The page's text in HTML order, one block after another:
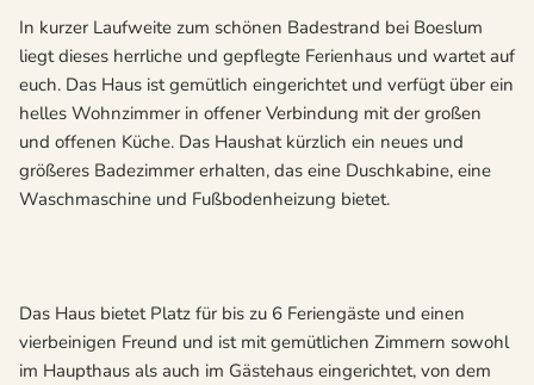
In kurzer Laufweite zum schönen Badestrand bei Boeslum
liegt dieses herrliche und gepflegte Ferienhaus und wartet auf
euch. Das Haus ist gemütlich eingerichtet und verfügt über ein
helles Wohnzimmer in offener Verbindung mit der großen
und offenen Küche. Das Haushat kürzlich ein neues und
größeres Badezimmer erhalten, das eine Duschkabine, eine
Waschmaschine und Fußbodenheizung bietet.
Das Haus bietet Platz für bis zu 6 Feriengäste und einen
vierbeinigen Freund und ist mit gemütlichen Zimmern sowohl
im Haupthaus als auch im Gästehaus eingerichtet, von dem